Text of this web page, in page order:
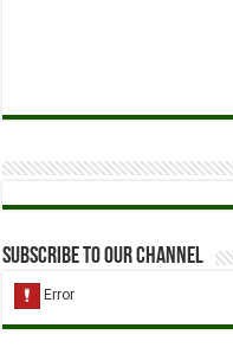
Subscribe to our Channel